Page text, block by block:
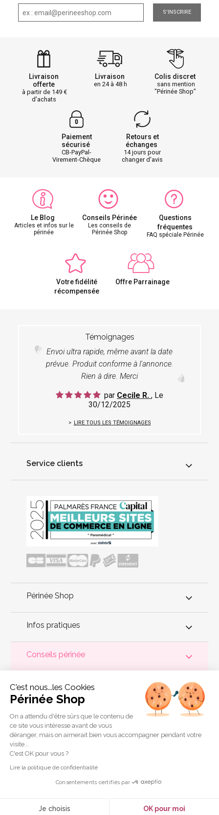
S'INSCRIRE
Livraison
offerte
à partir de 149
d'achats
Livraison
en 24 à 48 h
Colis discret
sans mention
"Périnée Shop"
Paiement
sécurisé
CB-PayPal-
Virement-Chèque
Retours et
échanges
14 jours pour
changer d'avis
Le Blog
Articles et infos sur le
périnée
Conseils Périnée
Les conseils de
Périnée Shop
Questions
fréquentes
FAQ spéciale Périnée
Votre fidélité
récompensée
Offre Parrainage
Témoignages
Envoi ultra rapide, même avant la date
prévue. Produit conforme à l'annonce.
Rien à dire. Merci
par Cecile R. , Le
30/12/2025
LIRE TOUS LES TÉMOIGNAGES
Service clients
Périnée Shop
Infos pratiques
Conseils périnée
est précieux ! Il est donc primordial d'entretenir,
de muscler et de rééduquer le plancher pelvienpour éviter les
problèmes d'incontinence
, de pesanteur pelvienne, de manque
de sensations durant les rapports sexuels et de petites
fuites
Périnée Shop
a sélectionné les meilleures solutions
pour la rééducation périnéale et pour l'auto-traitement de
l'incontinence à domicile :
biofeedback,cônes vaginaux
connectées etaccessoires pour exercices de Kegel.
Copyright 2011 © Périnée Shop
Conditions générales de vente
Mentions légales
C'est nous...les Cookies
Périnée Shop
On a attendu d'être sûrs que le contenu de
ce site vous intéresse avant de vous
déranger, mais on aimerait bien vous accompagner pendant votre
visite...
C'est OK pour vous ?
Lire la politique de confidentialité
Consentements certifiés par
Je choisis OK pour moi